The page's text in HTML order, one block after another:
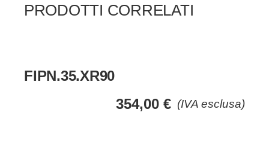
PRODOTTI CORRELATI
FIPN.35.XR90
(IVA esclusa)
354,00 €